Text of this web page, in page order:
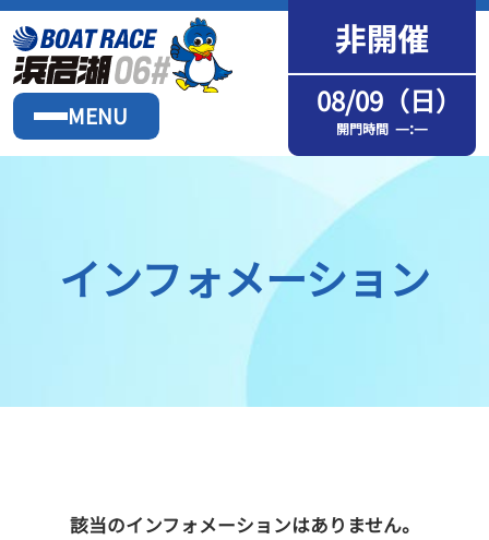
MENU 08/09（日）
開門時間 —:—
インフォメーション
該当のインフォメーションはありません。